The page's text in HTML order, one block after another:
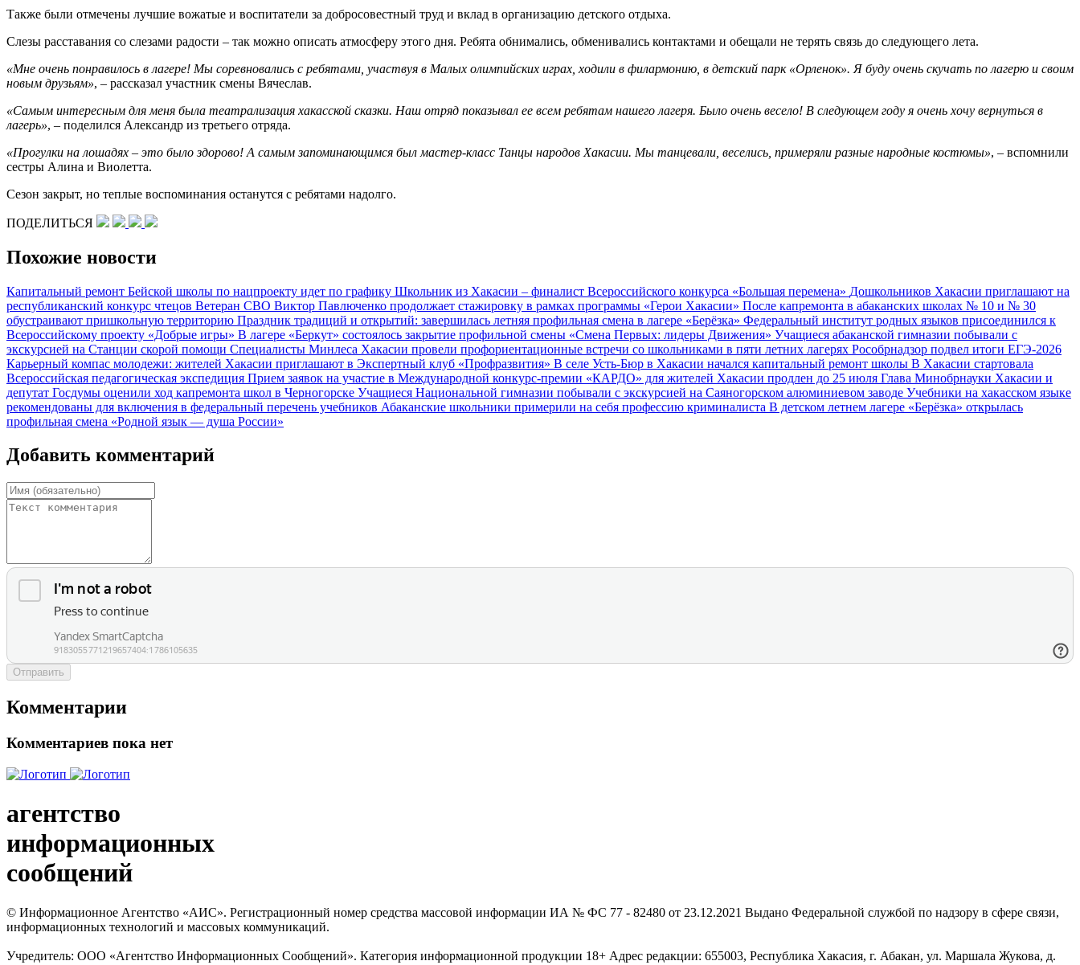
Также были отмечены лучшие вожатые и воспитатели за добросовестный труд и вклад в организацию детского отдыха.
Слезы расставания со слезами радости – так можно описать атмосферу этого дня. Ребята обнимались, обменивались контактами и обещали не терять связь до следующего лета.
«Мне очень понравилось в лагере! Мы соревновались с ребятами, участвуя в Малых олимпийских играх, ходили в филармонию, в детский парк «Орленок». Я буду очень скучать по лагерю и своим
новым друзьям», – рассказал участник смены Вячеслав.
«Самым интересным для меня была театрализация хакасской сказки. Наш отряд показывал ее всем ребятам нашего лагеря. Было очень весело! В следующем году я очень хочу вернуться в
лагерь», – поделился Александр из третьего отряда.
«Прогулки на лошадях – это было здорово! А самым запоминающимся был мастер-класс Танцы народов Хакасии. Мы танцевали, веселись, примеряли разные народные костюмы», – вспомнили
сестры Алина и Виолетта.
Сезон закрыт, но теплые воспоминания останутся с ребятами надолго.
ПОДЕЛИТЬСЯ
Похожие новости
Капитальный ремонт Бейской школы по нацпроекту идет по графику Школьник из Хакасии – финалист Всероссийского конкурса «Большая перемена» Дошкольников Хакасии приглашают на
республиканский конкурс чтецов Ветеран СВО Виктор Павлюченко продолжает стажировку в рамках программы «Герои Хакасии» После капремонта в абаканских школах № 10 и № 30
обустраивают пришкольную территорию Праздник традиций и открытий: завершилась летняя профильная смена в лагере «Берёзка» Федеральный институт родных языков присоединился к
Всероссийскому проекту «Добрые игры» В лагере «Беркут» состоялось закрытие профильной смены «Смена Первых: лидеры Движения» Учащиеся абаканской гимназии побывали с
экскурсией на Станции скорой помощи Специалисты Минлеса Хакасии провели профориентационные встречи со школьниками в пяти летних лагерях Рособрнадзор подвел итоги ЕГЭ‑2026
Карьерный компас молодежи: жителей Хакасии приглашают в Экспертный клуб «Профразвития» В селе Усть‑Бюр в Хакасии начался капитальный ремонт школы В Хакасии стартовала
Всероссийская педагогическая экспедиция Прием заявок на участие в Международной конкурс-премии «КАРДО» для жителей Хакасии продлен до 25 июля Глава Минобрнауки Хакасии и
депутат Госдумы оценили ход капремонта школ в Черногорске Учащиеся Национальной гимназии побывали с экскурсией на Саяногорском алюминиевом заводе Учебники на хакасском языке
рекомендованы для включения в федеральный перечень учебников Абаканские школьники примерили на себя профессию криминалиста В детском летнем лагере «Берёзка» открылась
профильная смена «Родной язык — душа России»
Добавить комментарий
Отправить
Комментарии
Комментариев пока нет
агентство
информационных
сообщений
© Информационное Агентство «АИС». Регистрационный номер средства массовой информации ИА № ФС 77 - 82480 от 23.12.2021 Выдано Федеральной службой по надзору в сфере связи,
информационных технологий и массовых коммуникаций.
Учредитель: ООО «Агентство Информационных Сообщений». Категория информационной продукции 18+ Адрес редакции: 655003, Республика Хакасия, г. Абакан, ул. Маршала Жукова, д.